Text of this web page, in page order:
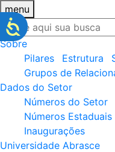
menu
Sobre
Pilares
Estrutura
Grupos de
Dados do Setor
Números do Setor
Números Estaduais
Inaugurações
Universidade Abrasce